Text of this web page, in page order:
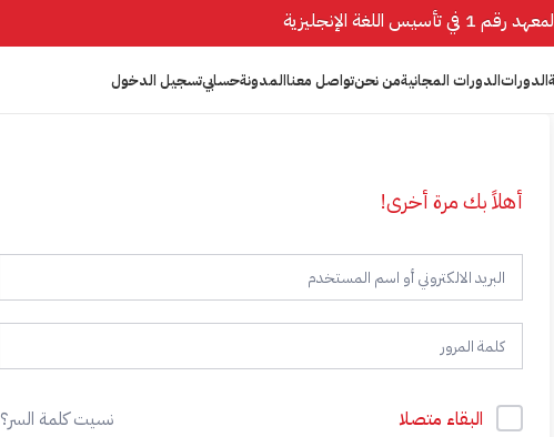
المعهد رقم 1 في تأسيس اللغة الإنجليزية
الدوراتالدورات المجانيةمن نحنتواصل معناالمدونةحسابيتسجيل الدخول
أهلاً بك مرة أخرى!
البقاء متصلا نسيت كلمة السر؟